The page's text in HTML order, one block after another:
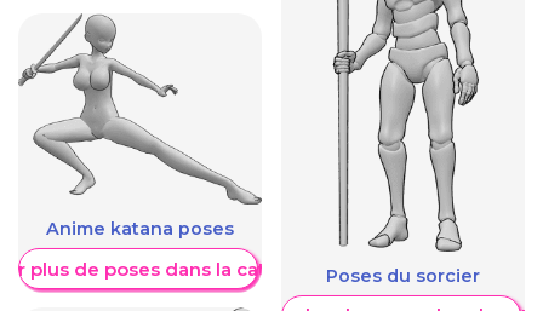
Anime katana poses
plus de poses dans la catégorie Poses du sorcier